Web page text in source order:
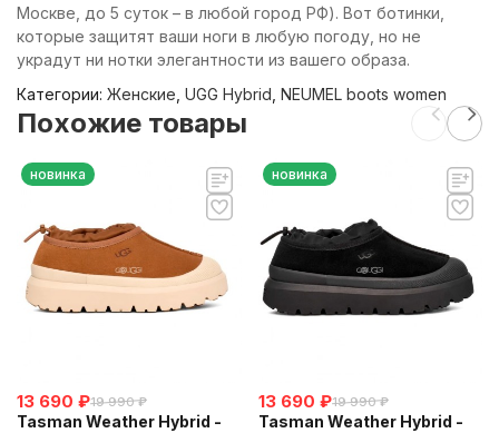
Москве, до 5 суток – в любой город РФ). Вот ботинки,
которые защитят ваши ноги в любую погоду, но не
украдут ни нотки элегантности из вашего образа.
Категории: Женские UGG Hybrid NEUMEL boots women
Похожие товары
новинка
13 690 ₽19 990 ₽
Tasman Weather Hybrid -
новинка
13 690 ₽19 990 ₽
Tasman Weather Hybrid -